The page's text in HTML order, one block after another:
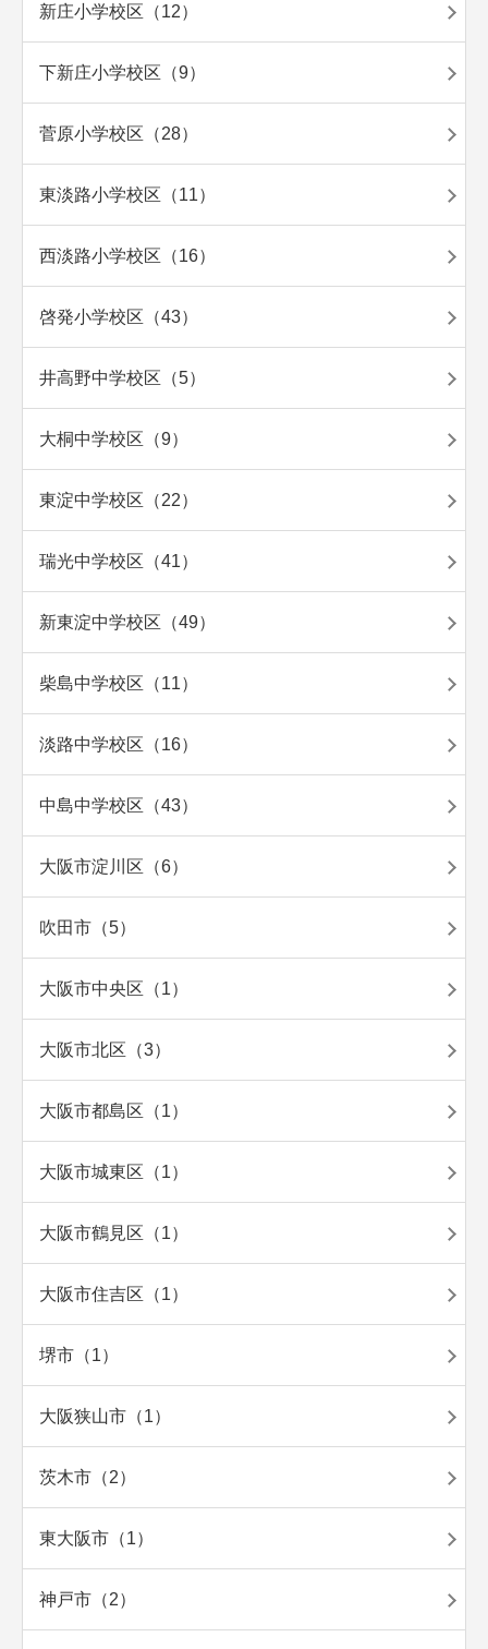
新庄小学校区（12）
下新庄小学校区（9）
菅原小学校区（28）
東淡路小学校区（11）
西淡路小学校区（16）
啓発小学校区（43）
井高野中学校区（5）
大桐中学校区（9）
東淀中学校区（22）
瑞光中学校区（41）
新東淀中学校区（49）
柴島中学校区（11）
淡路中学校区（16）
中島中学校区（43）
大阪市淀川区（6）
吹田市（5）
大阪市中央区（1）
大阪市北区（3）
大阪市都島区（1）
大阪市城東区（1）
大阪市鶴見区（1）
大阪市住吉区（1）
堺市（1）
大阪狭山市（1）
茨木市（2）
東大阪市（1）
神戸市（2）